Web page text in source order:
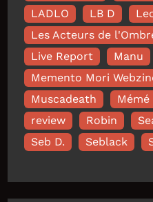
LADLO
LB D
Les Acteurs de
Live Report
Manu
Memento Mori
Muscadeath
Mémé
review
Robin
Seb D.
Seblack